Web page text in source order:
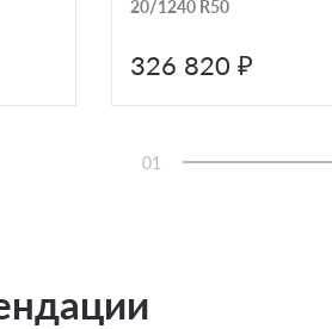
20/1240 R50
326 820 ₽
01